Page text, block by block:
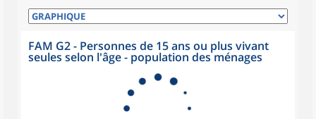
FAM G2 - Personnes de 15 ans ou plus vivant
seules selon l'âge - population des ménages